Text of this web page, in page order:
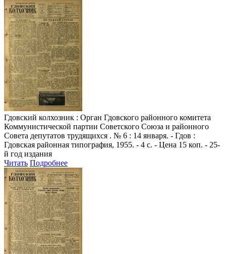
Гдовский колхозник : Орган Гдовского районного комитета
Коммунистической партии Советского Союза и районного
Совета депутатов трудящихся . № 6 : 14 января. - Гдов :
Гдовская районная типография, 1955. - 4 с. - Цена 15 коп. - 25-
й год издания
Читать Подробнее